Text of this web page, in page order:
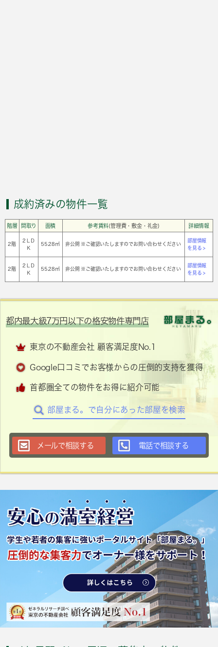
成約済みの物件一覧
階層 間取り 面積 参考賃料(管理費・敷金・礼金) 詳細情報
2階
2ＬＤ
Ｋ
55.28㎡ 非公開 ※ご確認いたしますのでお問い合わせください
部屋情報
を見る >
2階
2ＬＤ
Ｋ
55.28㎡ 非公開 ※ご確認いたしますのでお問い合わせください
部屋情報
を見る >
都内最大級7万円以下の格安物件専門店
東京の不動産会社 顧客満足度No.1
Google口コミでお客様からの圧倒的支持を獲得
首都圏全ての物件をお得に紹介可能
部屋まる。で自分にあった部屋を検索
メールで相談する 電話で相談する